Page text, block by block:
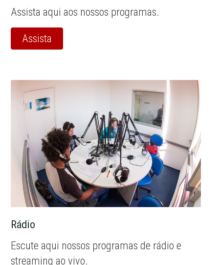
Assista aqui aos nossos programas.
Assista
Rádio
Escute aqui nossos programas de rádio e
streaming ao vivo.